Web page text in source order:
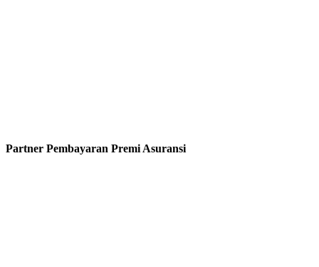
Partner Pembayaran Premi Asuransi